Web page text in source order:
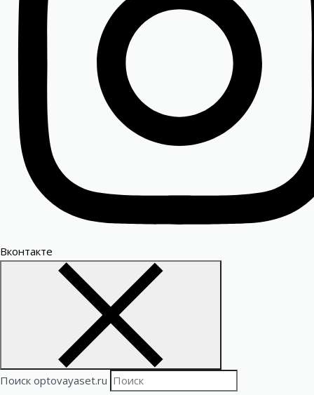
Вконтакте
Поиск optovayaset.ru